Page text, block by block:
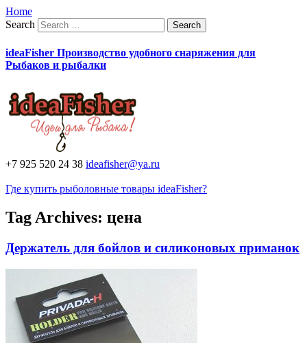
Home
Search
ideaFisher Производство удобного снаряжения для
Рыбаков и рыбалки
+7 925 520 24 38 ideafisher@ya.ru
Где купить рыболовные товары ideaFisher?
Tag Archives: цена
Держатель для бойлов и силиконовых приманок